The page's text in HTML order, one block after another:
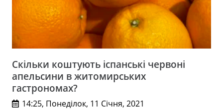
Скільки коштують іспанські червоні
апельсини в житомирських
гастрономах?
14:25, Понеділок, 11 Січня, 2021